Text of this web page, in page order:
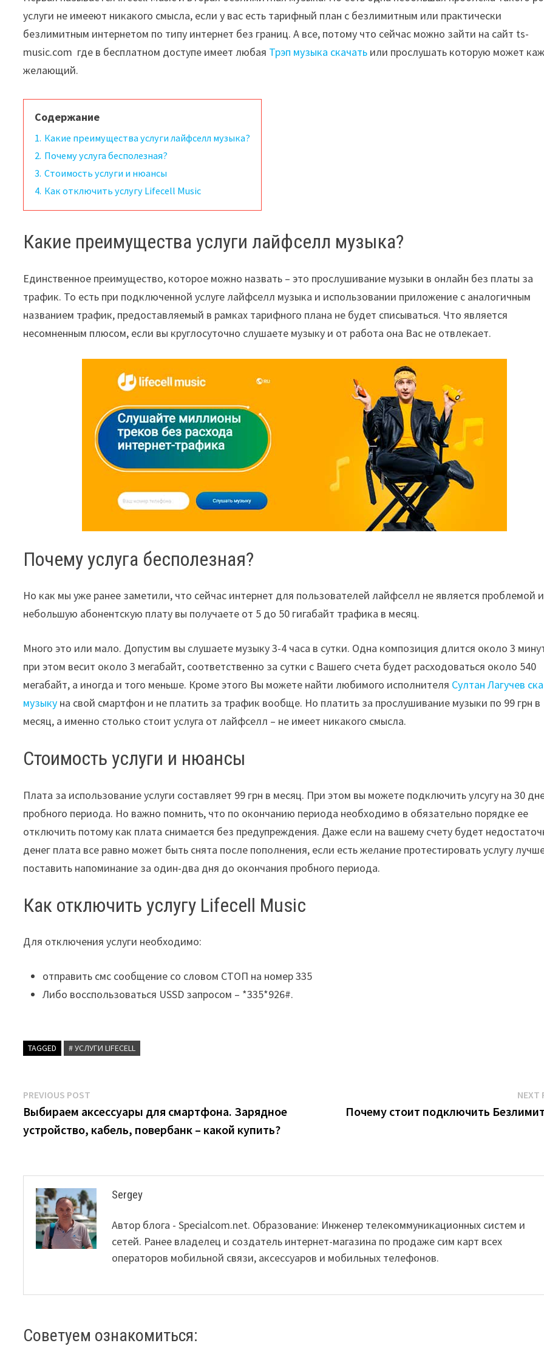
услуги не имееют никакого смысла, если у вас есть тарифный план с безлимитным или практически
безлимитным интернетом по типу интернет без границ. А все, потому что сейчас можно зайти на сайт ts-
music.com где в бесплатном доступе имеет любая Трэп музыка скачать или прослушать которую может
желающий.
Содержание
1. Какие преимущества услуги лайфселл музыка?
2. Почему услуга бесполезная?
3. Стоимость услуги и нюансы
4. Как отключить услугу Lifecell Music
Какие преимущества услуги лайфселл музыка?
Единственное преимущество, которое можно назвать – это прослушивание музыки в онлайн без платы за
трафик. То есть при подключенной услуге лайфселл музыка и использовании приложение с аналогичным
названием трафик, предоставляемый в рамках тарифного плана не будет списываться. Что является
несомненным плюсом, если вы круглосуточно слушаете музыку и от работа она Вас не отвлекает.
Почему услуга бесполезная?
Но как мы уже ранее заметили, что сейчас интернет для пользователей лайфселл не является проблемой
небольшую абонентскую плату вы получаете от 5 до 50 гигабайт трафика в месяц.
Много это или мало. Допустим вы слушаете музыку 3-4 часа в сутки. Одна композиция длится около 3
при этом весит около 3 мегабайт, соответственно за сутки с Вашего счета будет расходоваться около 540
мегабайт, а иногда и того меньше. Кроме этого Вы можете найти любимого исполнителя Султан Лагучев
музыку на свой смартфон и не платить за трафик вообще. Но платить за прослушивание музыки по 99 грн в
месяц, а именно столько стоит услуга от лайфселл – не имеет никакого смысла.
Стоимость услуги и нюансы
Плата за использование услуги составляет 99 грн в месяц. При этом вы можете подключить улсугу на 30
пробного периода. Но важно помнить, что по окончанию периода необходимо в обязательно порядке ее
отключить потому как плата снимается без предупреждения. Даже если на вашему счету будет
денег плата все равно может быть снята после пополнения, если есть желание протестировать услугу
поставить напоминание за один-два дня до окончания пробного периода.
Как отключить услугу Lifecell Music
Для отключения услуги необходимо:
отправить смс сообщение со словом СТОП на номер 335
Либо восспользоваться USSD запросом – *335*926#.
TAGGED # УСЛУГИ LIFECELL
Post
navigation
PREVIOUS POST
post:
Выбираем аксессуары для смартфона. Зарядное
устройство, кабель, повербанк – какой купить?
NEXT
Почему стоит подключить
Sergey
Автор блога - Specialcom.net. Образование: Инженер телекоммуникационных систем и
сетей. Ранее владелец и создатель интернет-магазина по продаже сим карт всех
операторов мобильной связи, аксессуаров и мобильных телефонов.
Советуем ознакомиться: